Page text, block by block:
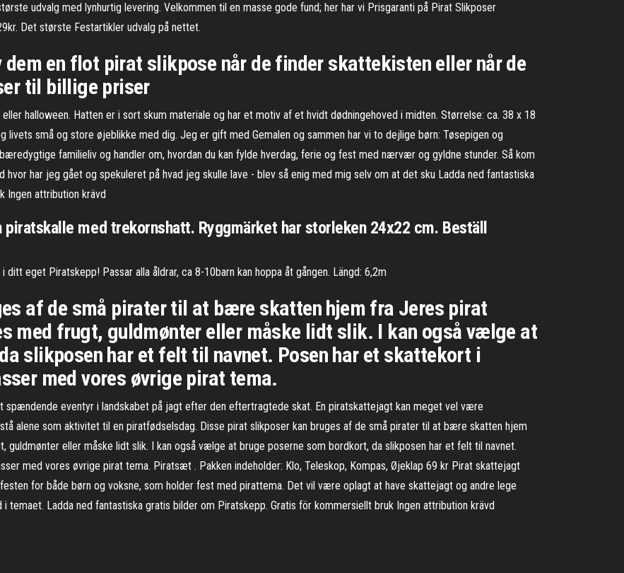
udvalg med lynhurtig levering. Velkommen til en masse gode fund; her har vi Prisgaranti på Pirat Slikposer
Det største Festartikler udvalg på nettet.
en flot pirat slikpose når de finder skattekisten eller når de
til billige priser
halloween. Hatten er i sort skum materiale og har et motiv af et hvidt dødningehoved i midten. Størrelse: ca. 38 x 18
livets små og store øjeblikke med dig. Jeg er gift med Gemalen og sammen har vi to dejlige børn: Tøsepigen og
familieliv og handler om, hvordan du kan fylde hverdag, ferie og fest med nærvær og gyldne stunder. Så kom
hvor har jeg gået og spekuleret på hvad jeg skulle lave - blev så enig med mig selv om at det sku Ladda ned fantastiska
Ingen attribution krävd
med trekornshatt. Ryggmärket har storleken 24x22 cm. Beställ
eget Piratskepp! Passar alla åldrar, ca 8-10barn kan hoppa åt gången. Längd: 6,2m
af de små pirater til at bære skatten hjem fra Jeres pirat
med frugt, guldmønter eller måske lidt slik. I kan også vælge at
slikposen har et felt til navnet. Posen har et skattekort i
med vores øvrige pirat tema.
spændende eventyr i landskabet på jagt efter den eftertragtede skat. En piratskattejagt kan meget vel være
alene som aktivitet til en piratfødselsdag. Disse pirat slikposer kan bruges af de små pirater til at bære skatten hjem
eller måske lidt slik. I kan også vælge at bruge poserne som bordkort, da slikposen har et felt til navnet.
med vores øvrige pirat tema. Piratsæt . Pakken indeholder: Klo, Teleskop, Kompas, Øjeklap 69 kr Pirat skattejagt
for både børn og voksne, som holder fest med pirattema. Det vil være oplagt at have skattejagt og andre lege
temaet. Ladda ned fantastiska gratis bilder om Piratskepp. Gratis för kommersiellt bruk Ingen attribution krävd